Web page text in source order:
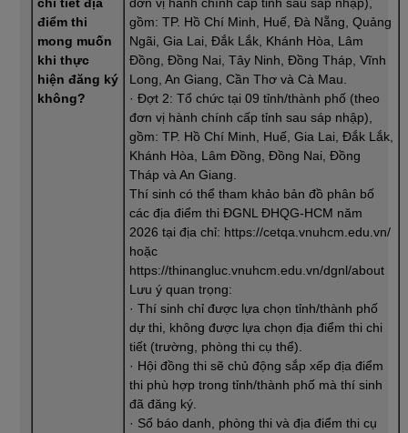
điểm thi
mong muốn
khi thực
hiện đăng ký
không?
gồm: TP. Hồ Chí Minh, Huế, Đà Nẵng, Quảng
Ngãi, Gia Lai, Đắk Lắk, Khánh Hòa, Lâm
Đồng, Đồng Nai, Tây Ninh, Đồng Tháp, Vĩnh
Long, An Giang, Cần Thơ và Cà Mau.
· Đợt 2: Tổ chức tại 09 tỉnh/thành phố (theo
đơn vị hành chính cấp tỉnh sau sáp nhập),
gồm: TP. Hồ Chí Minh, Huế, Gia Lai, Đắk Lắk,
Khánh Hòa, Lâm Đồng, Đồng Nai, Đồng
Tháp và An Giang.
Thí sinh có thể tham khảo bản đồ phân bố
các địa điểm thi ĐGNL ĐHQG-HCM năm
2026 tại địa chỉ: https://cetqa.vnuhcm.edu.vn/
hoặc
https://thinangluc.vnuhcm.edu.vn/dgnl/about
Lưu ý quan trọng:
· Thí sinh chỉ được lựa chọn tỉnh/thành phố
dự thi, không được lựa chọn địa điểm thi chi
tiết (trường, phòng thi cụ thể).
· Hội đồng thi sẽ chủ động sắp xếp địa điểm
thi phù hợp trong tỉnh/thành phố mà thí sinh
đã đăng ký.
· Số báo danh, phòng thi và địa điểm thi cụ